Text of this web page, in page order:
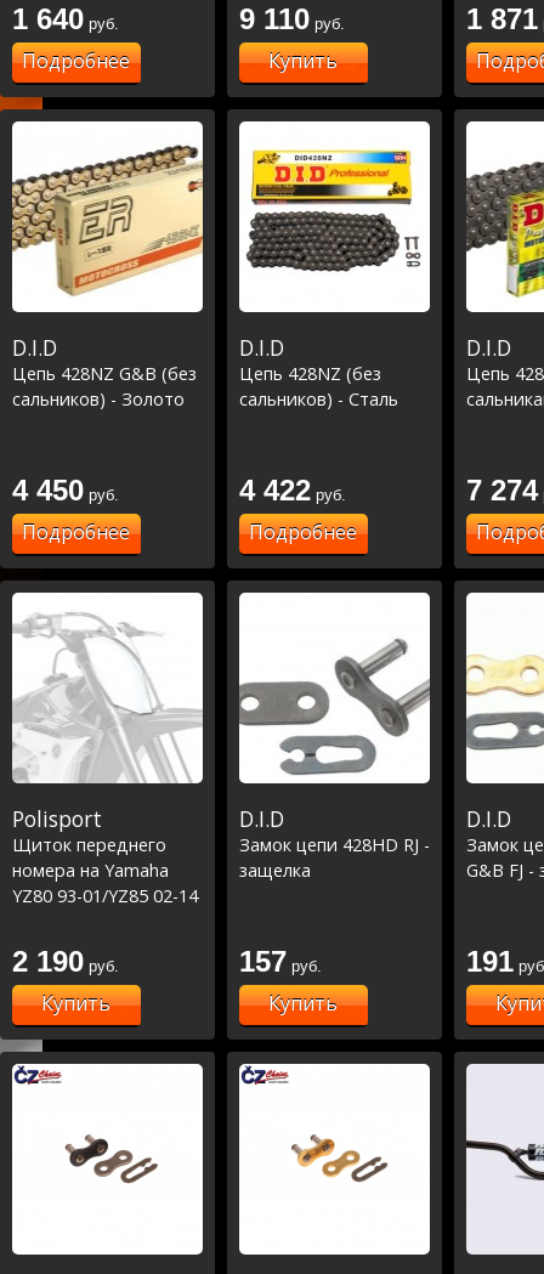
1 640 руб.
Подробнее
9 110 руб.
Купить
1 871
D.I.D
Цепь 428NZ G&B (без
сальников) - Золото
4 450 руб.
Подробнее
D.I.D
Цепь 428NZ (без
сальников) - Сталь
4 422 руб.
Подробнее
D.I.D
Цепь
7 274
Polisport
Щиток переднего
номера на Yamaha
YZ80 93-01/YZ85 02-14
2 190 руб.
Купить
D.I.D
Замок цепи 428HD RJ -
защелка
157 руб.
Купить
D.I.D
Замок
G&B FJ -
191